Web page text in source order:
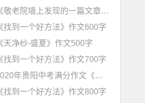
《敬老院墙上发现的一篇文章》作文500字
《找到一个好方法》作文600字
《天净纱-盛夏》作文500字
《找到一个好方法》作文700字
2020年贵阳中考满分作文《找到一个好办法》
《找到一个好方法》作文800字